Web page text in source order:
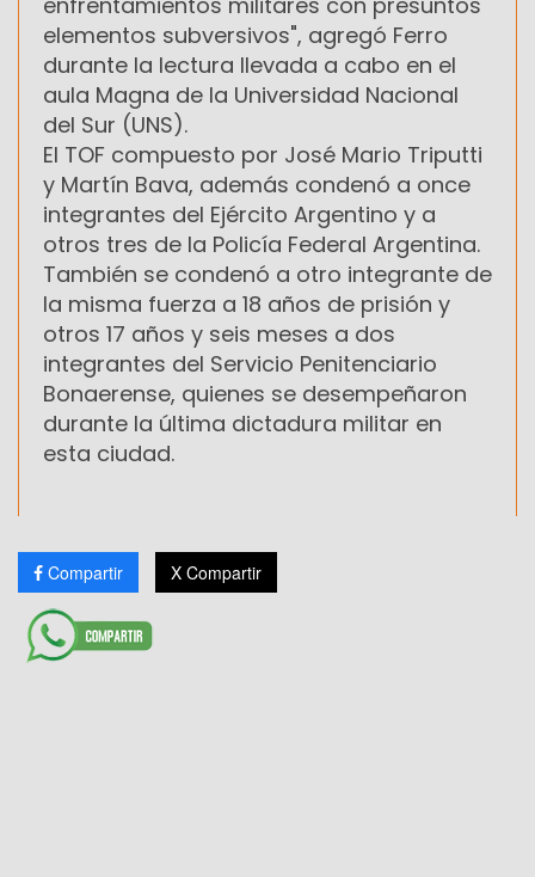
elementos subversivos", agregó Ferro
durante la lectura llevada a cabo en el
aula Magna de la Universidad Nacional
del Sur (UNS).
El TOF compuesto por José Mario Triputti
y Martín Bava, además condenó a once
integrantes del Ejército Argentino y a
otros tres de la Policía Federal Argentina.
También se condenó a otro integrante de
la misma fuerza a 18 años de prisión y
otros 17 años y seis meses a dos
integrantes del Servicio Penitenciario
Bonaerense, quienes se desempeñaron
durante la última dictadura militar en
esta ciudad.
Compartir X Compartir